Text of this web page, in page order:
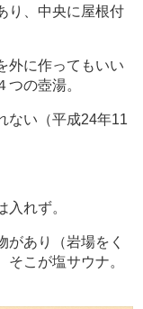
り、中央に屋根付
外に作ってもいい
の壺湯。
ない（平成24年11
れず。
があり（岩場をく
こが塩サウナ。